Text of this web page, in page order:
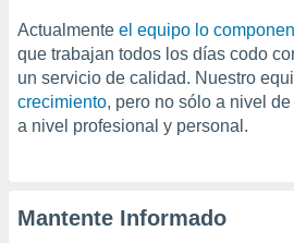
Actualmente el equipo lo
que trabajan todos los días codo
un servicio de calidad. Nuestro
crecimiento, pero no sólo a nivel
a nivel profesional y personal.
Mantente Informado